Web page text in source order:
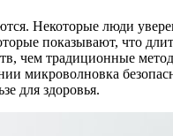
Некоторые люди
показывают, что
чем традиционные
микроволновка
для здоровья.